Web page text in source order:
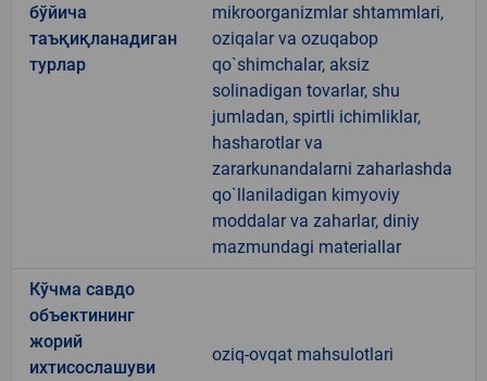
бўйича
таъқиқланадиган
турлар
mikroorganizmlar shtammlari,
oziqalar va ozuqabop
qo`shimchalar, aksiz
solinadigan tovarlar, shu
jumladan, spirtli ichimliklar,
hasharotlar va
zararkunandalarni zaharlashda
qo`llaniladigan kimyoviy
moddalar va zaharlar, diniy
mazmundagi materiallar
Кўчма савдо
объектининг
жорий
ихтисослашуви
oziq-ovqat mahsulotlari